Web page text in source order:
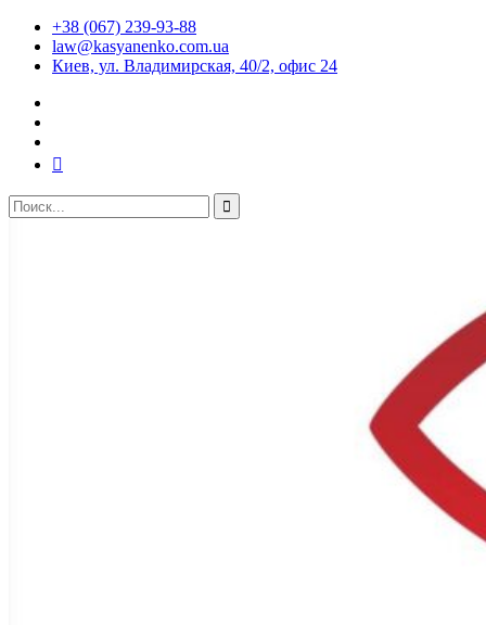
+38 (067) 239-93-88
law@kasyanenko.com.ua
Киев, ул. Владимирская, 40/2, офис 24